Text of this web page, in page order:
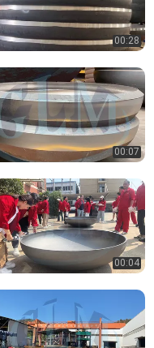
00:28
00:07
00:04